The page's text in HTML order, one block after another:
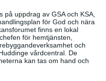
uppdrag av GSA och KSA,
för God och nära
finns en lokal
för hemtjänsten,
och
vårdcentral. De
kan tas om hand och